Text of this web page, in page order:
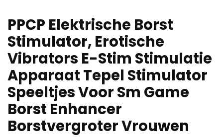
PPCP Elektrische Borst
Stimulator, Erotische
Vibrators E-Stim Stimulatie
Apparaat Tepel Stimulator
Speeltjes Voor Sm Game
Borst Enhancer
Borstvergroter Vrouwen